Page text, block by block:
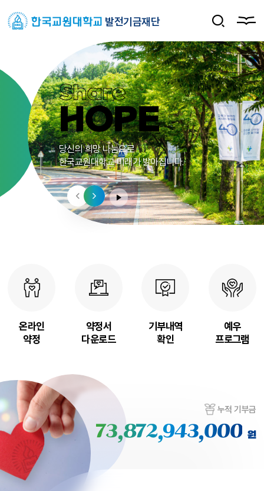
발전기금재단
Share
HOPE
당신의 희망 나눔으로
한국교원대학교 미래가 밝아집니다.
온라인
약정
약정서
다운로드
기부내역
확인
예우
프로그램
누적 기부금
73,872,943,000 원